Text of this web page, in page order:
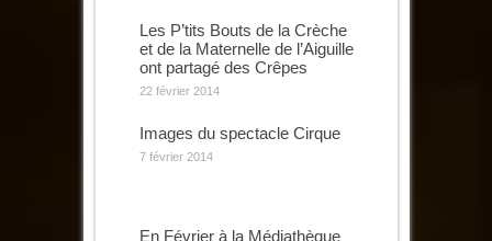
Les P’tits Bouts de la Crèche
et de la Maternelle de l’Aiguille
ont partagé des Crêpes
22 février 2014
Images du spectacle Cirque
7 février 2014
En Février à la Médiathèque